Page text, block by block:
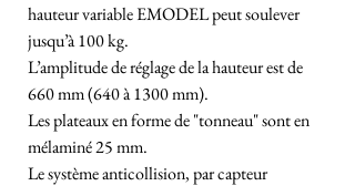
hauteur variable EMODEL peut soulever
jusqu’à 100 kg.
L’amplitude de réglage de la hauteur est de
660 mm (640 à 1300 mm).
Les plateaux en forme de "tonneau" sont en
mélaminé 25 mm.
Le système anticollision, par capteur